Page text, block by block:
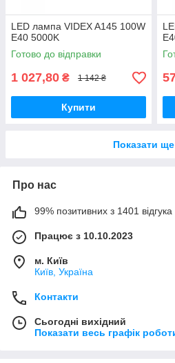
LED лампа VIDEX A145 100W
E40 5000K
Готово до відправки
1 027,80 ₴ 1 142 ₴
Купити
Показати ще
Про нас
99% позитивних з 1401 відгука
Працює з 10.10.2023
м. Київ
Київ, Україна
Контакти
Сьогодні вихідний
Показати весь графік